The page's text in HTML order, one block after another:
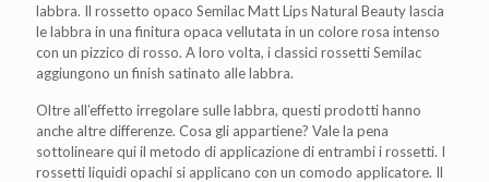
labbra. Il rossetto opaco Semilac Matt Lips Natural Beauty lascia
le labbra in una finitura opaca vellutata in un colore rosa intenso
con un pizzico di rosso. A loro volta, i classici rossetti Semilac
aggiungono un finish satinato alle labbra.
Oltre all’effetto irregolare sulle labbra, questi prodotti hanno
anche altre differenze. Cosa gli appartiene? Vale la pena
sottolineare qui il metodo di applicazione di entrambi i rossetti. I
rossetti liquidi opachi si applicano con un comodo applicatore. Il